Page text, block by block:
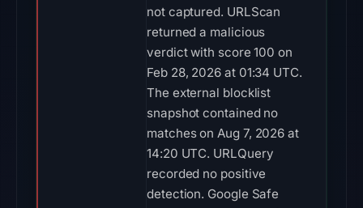
not captured. URLScan
returned a malicious
verdict with score 100 on
Feb 28, 2026 at 01:34 UTC.
The external blocklist
snapshot contained no
matches on Aug 7, 2026 at
14:20 UTC. URLQuery
recorded no positive
detection. Google Safe